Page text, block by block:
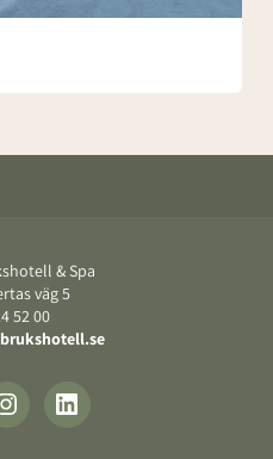
& Spa
väg 5
52 00